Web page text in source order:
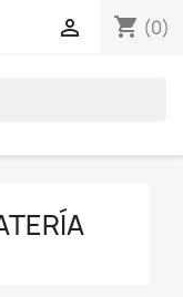
shopping_cart (0)
